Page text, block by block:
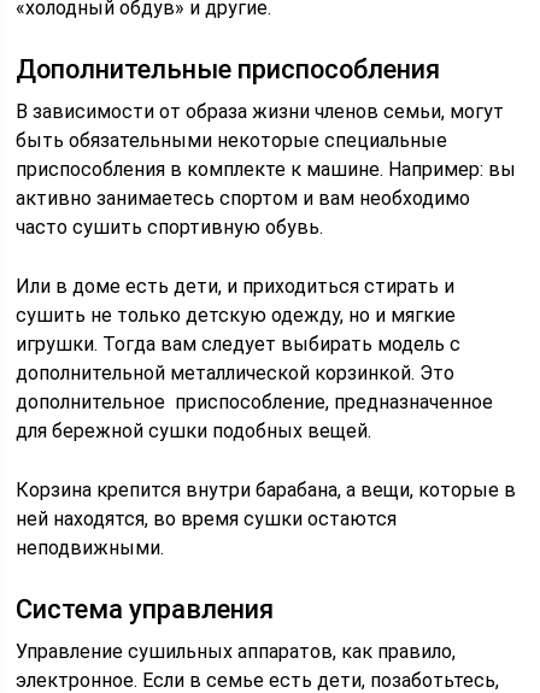
«холодный обдув» и другие.
Дополнительные приспособления
В зависимости от образа жизни членов семьи, могут
быть обязательными некоторые специальные
приспособления в комплекте к машине. Например: вы
активно занимаетесь спортом и вам необходимо
часто сушить спортивную обувь.
Или в доме есть дети, и приходиться стирать и
сушить не только детскую одежду, но и мягкие
игрушки. Тогда вам следует выбирать модель с
дополнительной металлической корзинкой. Это
дополнительное приспособление, предназначенное
для бережной сушки подобных вещей.
Корзина крепится внутри барабана, а вещи, которые в
ней находятся, во время сушки остаются
неподвижными.
Система управления
Управление сушильных аппаратов, как правило,
электронное. Если в семье есть дети, позаботьтесь,